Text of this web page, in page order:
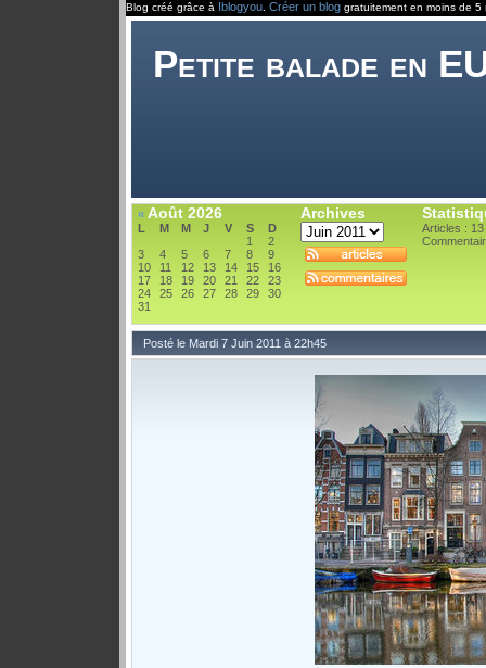
Blog créé grâce à Iblogyou Créer un blog gratuitement en moins de 5
Petite balade en
« Août 2026
L M M J V S
D
1
2
3
4 5 6 7 8
9
10
11 12 13 14 15
16
17
18 19 20 21 22
23
24
25 26 27 28 29
30
31
Archives
Articles : 13
Posté le Mardi 7 Juin 2011 à 22h45